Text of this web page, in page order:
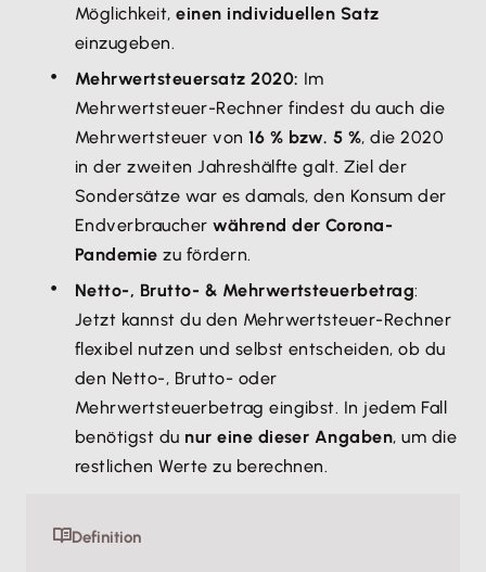
Möglichkeit,einen individuellen Satz
einzugeben.
Mehrwertsteuersatz 2020: Im
Mehrwertsteuer-Rechner findest du auch die
Mehrwertsteuer von 16 % bzw. 5 %, die 2020
in der zweiten Jahreshälfte galt. Ziel der
Sondersätze war es damals, den Konsum der
Endverbraucherwährend der Corona-
Pandemiezu fördern.
Netto-, Brutto- & Mehrwertsteuerbetrag:
Jetzt kannst du den Mehrwertsteuer-Rechner
flexibel nutzen und selbst entscheiden, ob du
den Netto-, Brutto- oder
Mehrwertsteuerbetrag eingibst. In jedem Fall
benötigst du nur eine dieser Angaben, um die
restlichen Werte zu berechnen.
Definition